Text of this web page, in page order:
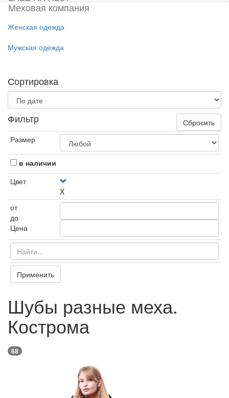
Меховая компания
Женская одежда
Мужская одежда
Сортировка
Фильтр
Сбросить
Размер
в наличии
Цвет
X
от
до
Цена
Применить
Шубы разные меха.
Кострома
68